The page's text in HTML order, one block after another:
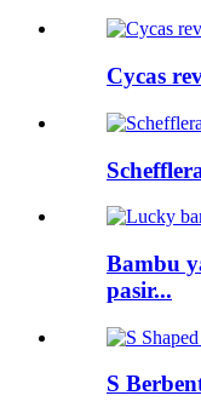
Cycas
Bambu
pasir...
S